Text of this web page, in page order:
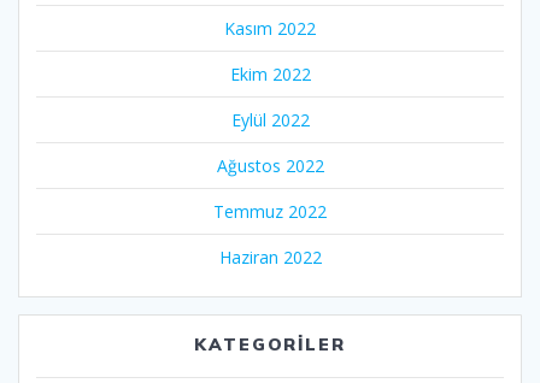
Kasım 2022
Ekim 2022
Eylül 2022
Ağustos 2022
Temmuz 2022
Haziran 2022
KATEGORILER